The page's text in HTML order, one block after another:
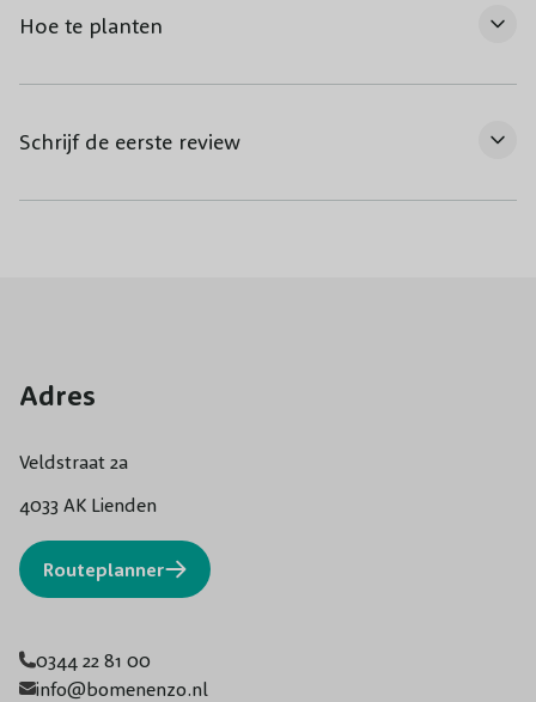
Hoe te planten
Schrijf de eerste review
Adres
Veldstraat 2a
4033 AK Lienden
Routeplanner
0344 22 81 00
info@bomenenzo.nl